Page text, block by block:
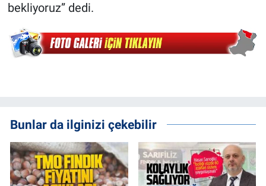
bekliyoruz” dedi.
Bunlar da ilginizi çekebilir